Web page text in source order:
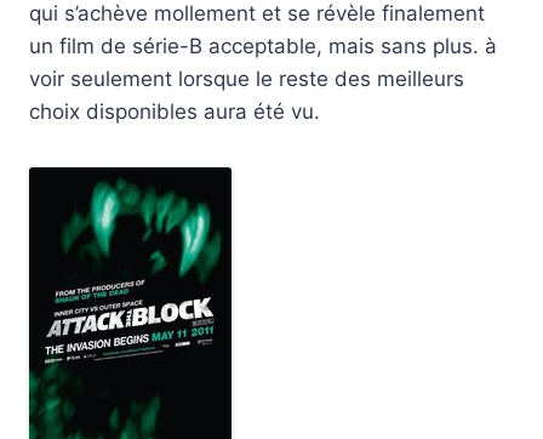
qui s’achève mollement et se révèle finalement
un film de série-B acceptable, mais sans plus. à
voir seulement lorsque le reste des meilleurs
choix disponibles aura été vu.